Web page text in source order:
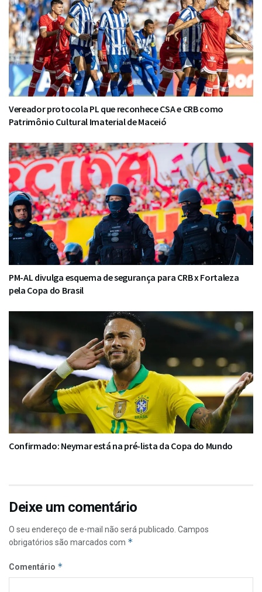
Vereador protocola PL que reconhece CSA e CRB como
Patrimônio Cultural Imaterial de Maceió
PM-AL divulga esquema de segurança para CRB x Fortaleza
pela Copa do Brasil
Confirmado: Neymar está na pré-lista da Copa do Mundo
Deixe um comentário
O seu endereço de e-mail não será publicado. Campos
obrigatórios são marcados com *
Comentário *